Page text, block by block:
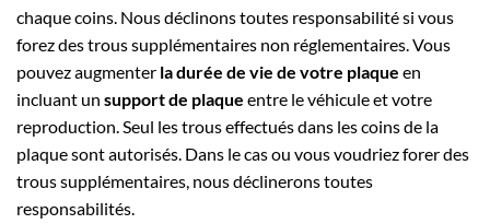
chaque coins. Nous déclinons toutes responsabilité si vous
forez des trous supplémentaires non réglementaires. Vous
pouvez augmenter la durée de vie de votre plaque en
incluant un support de plaque entre le véhicule et votre
reproduction. Seul les trous effectués dans les coins de la
plaque sont autorisés. Dans le cas ou vous voudriez forer des
trous supplémentaires, nous déclinerons toutes
responsabilités.